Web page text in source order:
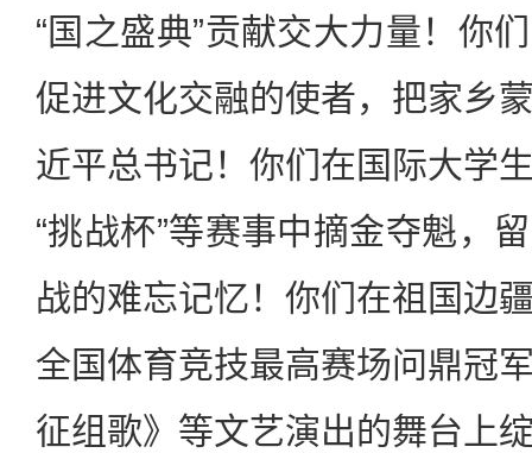
“国之盛典”贡献交大力量！你
促进文化交融的使者，把家乡
近平总书记！你们在国际大学
“挑战杯”等赛事中摘金夺魁，
战的难忘记忆！你们在祖国边
全国体育竞技最高赛场问鼎冠
征组歌》等文艺演出的舞台